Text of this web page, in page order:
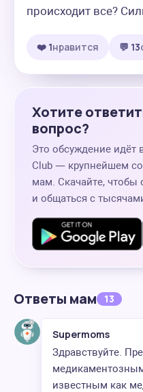
происходит все?
❤️ 1нравится 💬 13
Хотите
вопрос?
Это обсуждение идёт
Club — крупнейшем
мам. Скачайте, чтобы
и общаться с
Ответы мам 13
Supermoms
Здравствуйте.
известным как